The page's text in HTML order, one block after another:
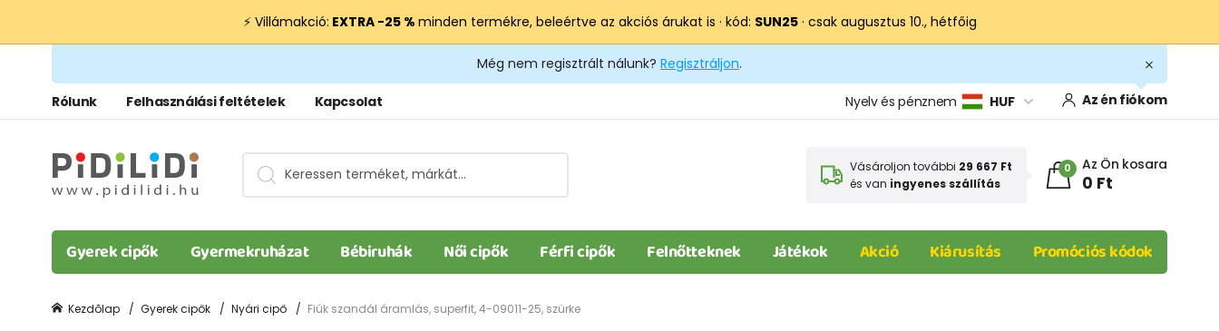
⚡ Villámakció: EXTRA −25 % minden termékre, beleértve az akciós árukat is · kód: SUN25· csak augusztus 10., hétfőig
Még nem regisztrált nálunk? Regisztráljon.
Rólunk Felhasználási feltételek Kapcsolat Nyelv és pénznem HUF Az én fiókom
Vásároljon további 29 667 Ft
és van ingyenes szállítás
0 Az Ön kosara
0 Ft
Gyerek cipők Gyermekruházat Bébiruhák Női cipők Férfi cipők Felnőtteknek Játékok Akció Kiárusítás Promóciós kódok
Kezdõlap Gyerek cipők Nyári cipő Fiúk szandál áramlás, superfit, 4-09011-25, szürke